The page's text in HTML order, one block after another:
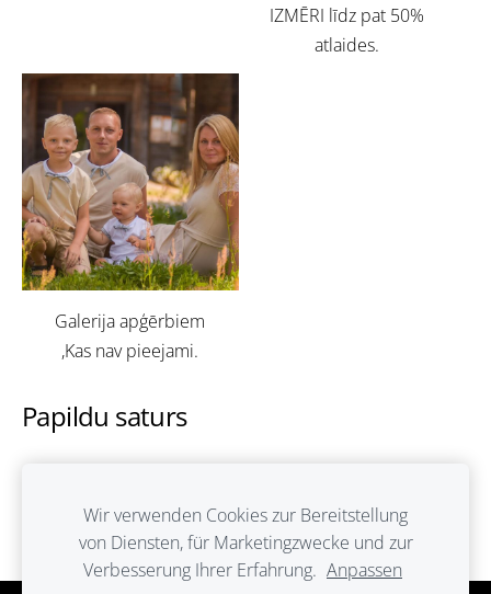
Papildu saturs
nav, tad šo bloku var noslēpt, nospiežot uz
ikoniņas augšējā stūrī.
IZMĒRI līdz pat 50%
atlaides.
Galerija apģērbiem
,Kas nav pieejami.
Wir verwenden Cookies zur Bereitstellung
von Diensten, für Marketingzwecke und zur
Verbesserung Ihrer Erfahrung. Anpassen